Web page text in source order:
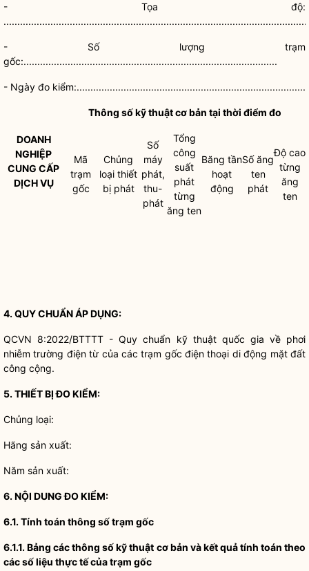
- Tọa độ:
..............................................................................................................
- Số lượng trạm
gốc:............................................................................................
- Ngày đo kiểm:...................................................................................
DOANH
NGHIỆP
CUNG CẤP
DỊCH VỤ
Thông số kỹ thuật cơ bản tại thời điểm đo
Mã
trạm
gốc
Chủng
loại thiết
bị phát
Số
máy
phát,
thu-
phát
Tổng
công
suất
phát
từng
ăng ten
Băng tần
hoạt
động
Số ăng
ten
phát
Độ cao
từng
ăng
ten
4. QUY CHUẨN ÁP DỤNG:
QCVN 8:2022/BTTTT - Quy chuẩn kỹ thuật quốc gia về phơi
nhiễm trường điện từ của các trạm gốc điện thoại di động mặt đất
công cộng.
5. THIẾT BỊ ĐO KIỂM:
Chủng loại:
Hãng sản xuất:
Năm sản xuất:
6. NỘI DUNG ĐO KIỂM:
6.1. Tính toán thông số trạm gốc
6.1.1.Bảng các thông số kỹ thuật cơ bản và kết quả tính toán theo
các số liệu thực tế của trạm gốc